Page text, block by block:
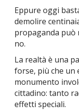
Eppure oggi
demolire
propaganda può
no.
La realtà è una
forse, più che
monumento
cittadino: tanto
effetti speciali.